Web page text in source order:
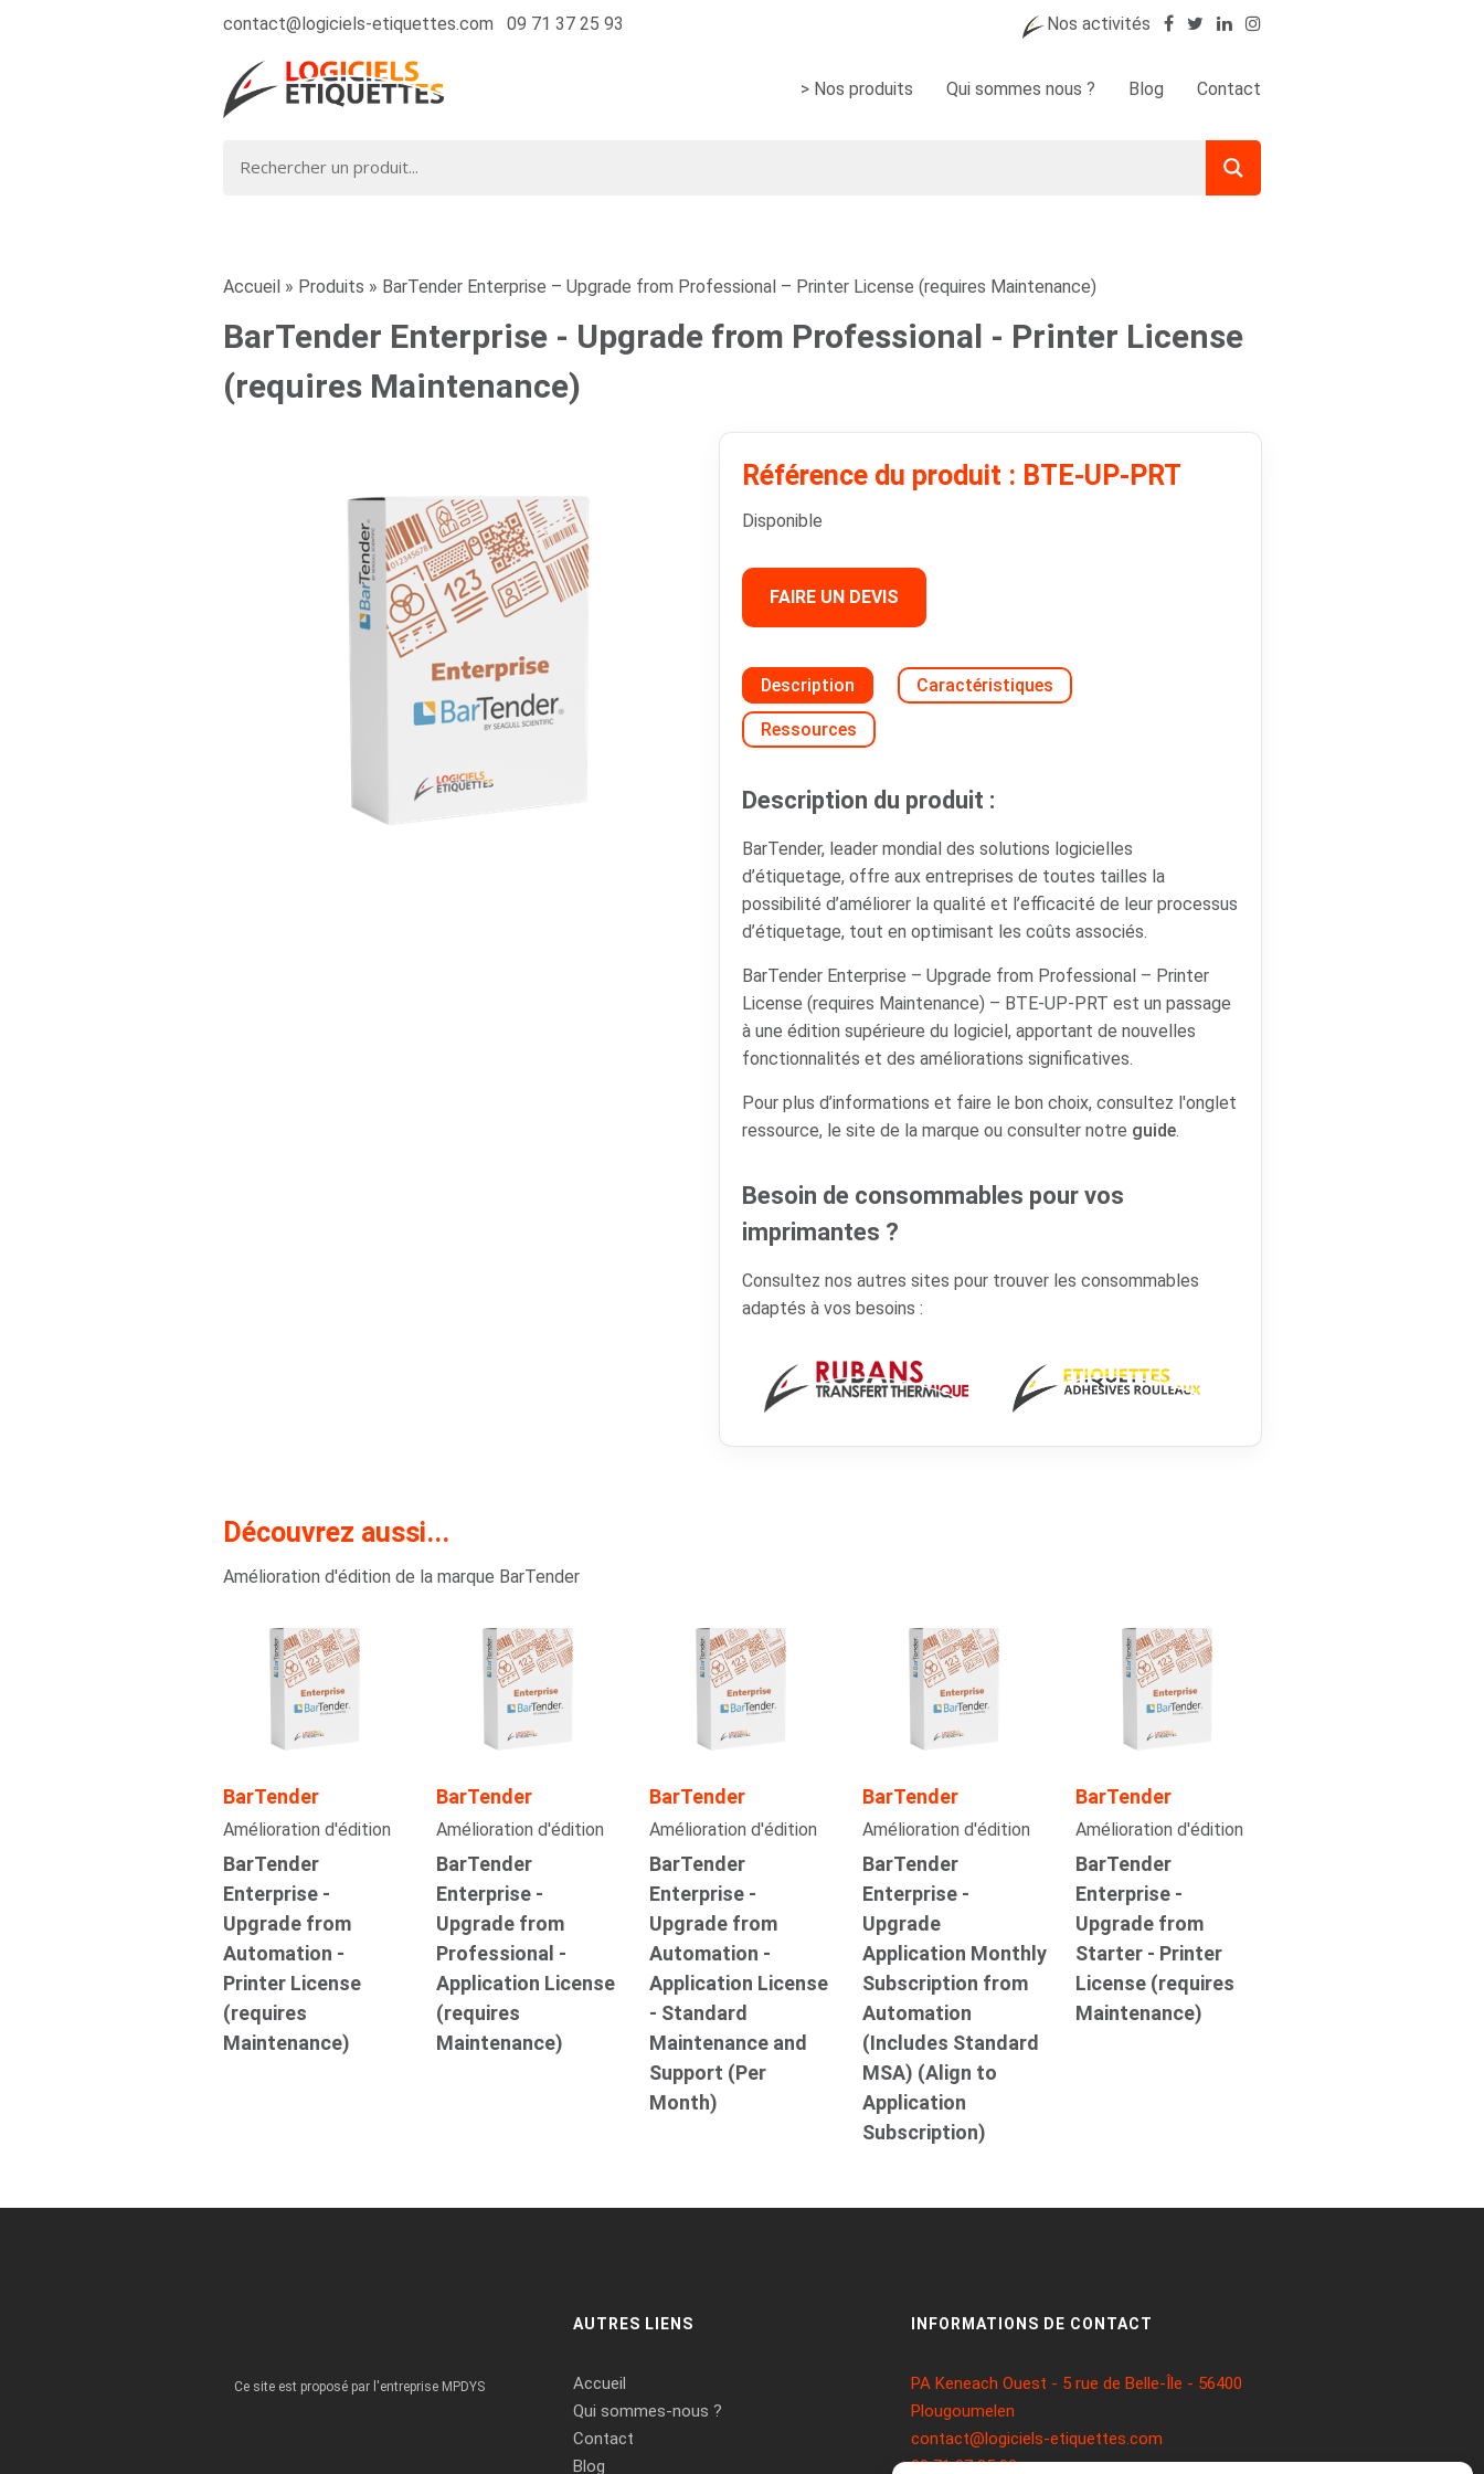
contact@logiciels-etiquettes.com 09 71 37 25 93 Nos activités
> Nos produits Qui sommes nous ? Blog Contact
Accueil » Produits » BarTender Enterprise – Upgrade from Professional – Printer License (requires Maintenance)
BarTender Enterprise - Upgrade from Professional - Printer License
(requires Maintenance)
Référence du produit : BTE-UP-PRT
Disponible
FAIRE UN DEVIS
Description Caractéristiques
Ressources
Description du produit :
BarTender, leader mondial des solutions logicielles
d’étiquetage, offre aux entreprises de toutes tailles la
possibilité d’améliorer la qualité et l’efficacité de leur processus
d’étiquetage, tout en optimisant les coûts associés.
BarTender Enterprise – Upgrade from Professional – Printer
License (requires Maintenance) – BTE-UP-PRT est un passage
à une édition supérieure du logiciel, apportant de nouvelles
fonctionnalités et des améliorations significatives.
Pour plus d’informations et faire le bon choix, consultez l'onglet
ressource, le site de la marque ou consulter notre guide.
Besoin de consommables pour vos
imprimantes ?
Consultez nos autres sites pour trouver les consommables
adaptés à vos besoins :
Découvrez aussi...
Amélioration d'édition de la marque BarTender
BarTender
Amélioration d'édition
BarTender
Enterprise -
Upgrade from
Automation -
Printer License
(requires
Maintenance)
BarTender
Amélioration d'édition
BarTender
Enterprise -
Upgrade from
Professional -
Application License
(requires
Maintenance)
BarTender
Amélioration d'édition
BarTender
Enterprise -
Upgrade from
Automation -
Application License
- Standard
Maintenance and
Support (Per
Month)
BarTender
Amélioration d'édition
BarTender
Enterprise -
Upgrade
Application Monthly
Subscription from
Automation
(Includes Standard
MSA) (Align to
Application
Subscription)
BarTender
Amélioration d'édition
BarTender
Enterprise -
Upgrade from
Starter - Printer
License (requires
Maintenance)
Ce site est proposé par l'entreprise MPDYS
AUTRES LIENS
Accueil
Qui sommes-nous ?
Contact
Blog
INFORMATIONS DE CONTACT
PA Keneach Ouest - 5 rue de Belle-Île - 56400
Plougoumelen
contact@logiciels-etiquettes.com
09 71 37 25 93